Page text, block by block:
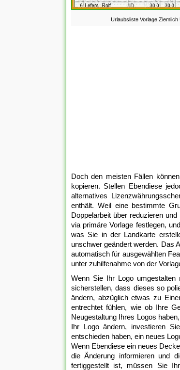
Urlaubsliste Vorlage
Doch den meisten Fällen
kopieren. Stellen Ebendiese
alternatives
enthält. Weil eine bestimmte
Doppelarbeit über reduzieren
via primäre Vorlage festlegen,
was Sie in der Landkarte
unschwer geändert werden. Das
automatisch für ausgewählten
unter zuhilfenahme von der
Wenn Sie Ihr Logo
sicherstellen, dass dieses so
ändern, abzüglich etwas zu
entrechtet fühlen, wie ob Ihre
Neugestaltung Ihres Logos
Ihr Logo ändern, investieren
entschieden haben, ein neues
Wenn Ebendiese ein neues
die Änderung informieren und
fertiggestellt ist, müssen Sie